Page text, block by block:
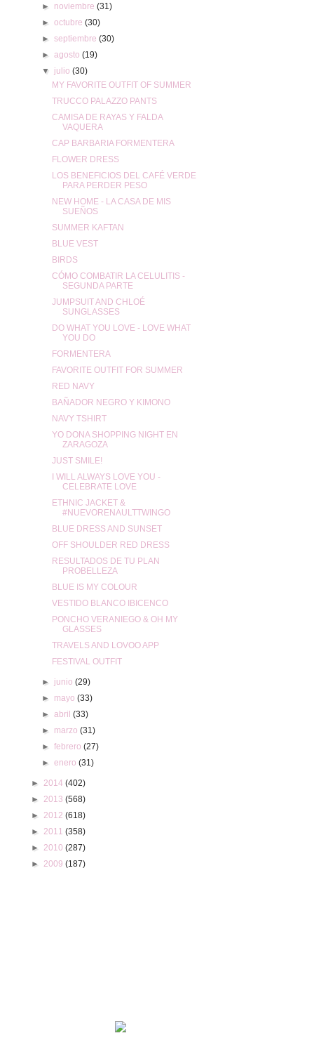
► noviembre (31)
► octubre (30)
► septiembre (30)
► agosto (19)
▼ julio (30)
MY FAVORITE OUTFIT OF SUMMER
TRUCCO PALAZZO PANTS
CAMISA DE RAYAS Y FALDA
VAQUERA
CAP BARBARIA FORMENTERA
FLOWER DRESS
LOS BENEFICIOS DEL CAFÉ VERDE
PARA PERDER PESO
NEW HOME - LA CASA DE MIS
SUEÑOS
SUMMER KAFTAN
BLUE VEST
BIRDS
CÓMO COMBATIR LA CELULITIS -
SEGUNDA PARTE
JUMPSUIT AND CHLOÉ
SUNGLASSES
DO WHAT YOU LOVE - LOVE WHAT
YOU DO
FORMENTERA
FAVORITE OUTFIT FOR SUMMER
RED NAVY
BAÑADOR NEGRO Y KIMONO
NAVY TSHIRT
YO DONA SHOPPING NIGHT EN
ZARAGOZA
JUST SMILE!
I WILL ALWAYS LOVE YOU -
CELEBRATE LOVE
ETHNIC JACKET &
#NUEVORENAULTTWINGO
BLUE DRESS AND SUNSET
OFF SHOULDER RED DRESS
RESULTADOS DE TU PLAN
PROBELLEZA
BLUE IS MY COLOUR
VESTIDO BLANCO IBICENCO
PONCHO VERANIEGO & OH MY
GLASSES
TRAVELS AND LOVOO APP
FESTIVAL OUTFIT
► junio (29)
► mayo (33)
► abril (33)
► marzo (31)
► febrero (27)
► enero (31)
► 2014(402)
► 2013(568)
► 2012(618)
► 2011(358)
► 2010(287)
► 2009(187)